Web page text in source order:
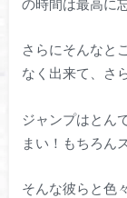
の時間は最高に
さらにそんなと
なく出来て、さ
ジャンプはとん
まい！もちろん
そんな彼らと色